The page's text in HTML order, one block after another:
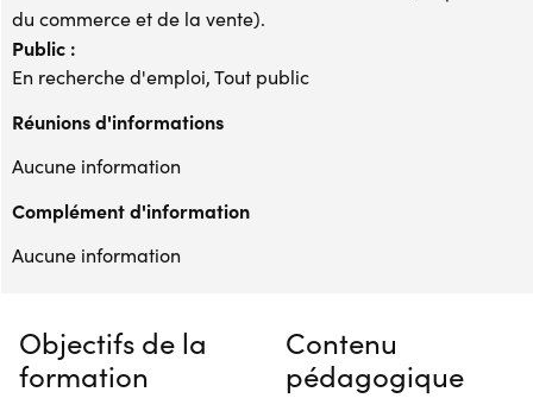
du commerce et de la vente).
Public :
En recherche d'emploi, Tout public
Réunions d'informations
Aucune information
Complément d'information
Aucune information
Objectifs de la
formation
Contenu
pédagogique